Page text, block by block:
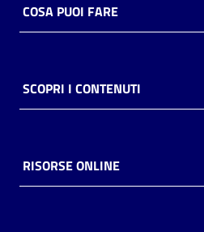
Piani
Decentrate
COSA PUOI FARE
SCOPRI I CONTENUTI
RISORSE ONLINE